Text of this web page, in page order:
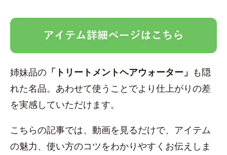
姉妹品の 「トリートメントヘアウォーター」 も隠
れた名品。あわせて使うことでより仕上がりの差
を実感していただけます。
こちらの記事では、動画を見るだけで、アイテム
の魅力、使い方のコツをわかりやすくお伝えしま